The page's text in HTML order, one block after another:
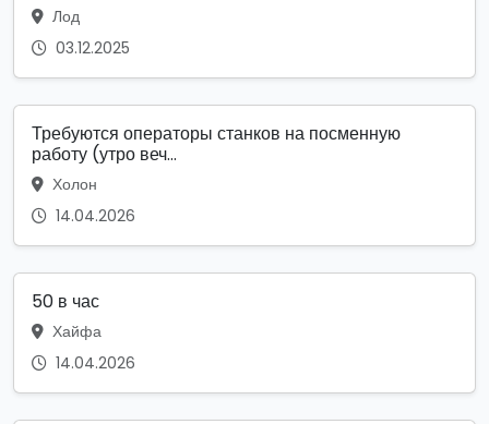
Лод
03.12.2025
Требуются операторы станков на посменную
работу (утро веч...
Холон
14.04.2026
50 в час
Хайфа
14.04.2026